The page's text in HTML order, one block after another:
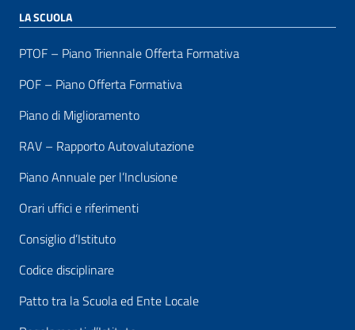
LA SCUOLA
PTOF – Piano Triennale Offerta Formativa
POF – Piano Offerta Formativa
Piano di Miglioramento
RAV – Rapporto Autovalutazione
Piano Annuale per l’Inclusione
Orari uffici e riferimenti
Consiglio d’Istituto
Codice disciplinare
Patto tra la Scuola ed Ente Locale